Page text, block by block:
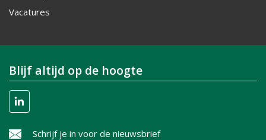
Vacatures
Blijf altijd op de hoogte
Schrijf je in voor de nieuwsbrief